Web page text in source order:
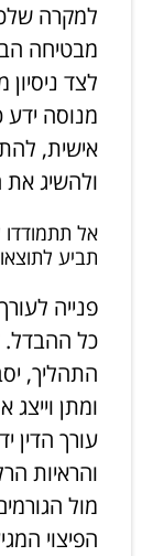
למקרה
מבטיחה
לצד ניסיון
מנוסה
אישית,
ולהשיג
אל תתמודדו
תביע
פנייה
כל ההבדל.
התהליך,
ומתן
עורך הדין
והראיות
מול
הפיצוי